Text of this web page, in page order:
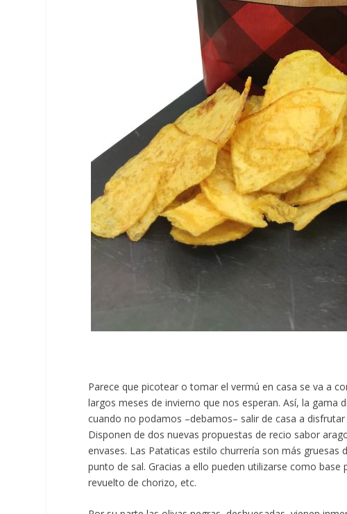
Parece que picotear o tomar el vermú en casa se va a
largos meses de invierno que nos esperan. Así, la
cuando no podamos –debamos– salir de casa a disfrutar
Disponen de dos nuevas propuestas de recio sabor
envases. Las Pataticas estilo churrería son más
punto de sal. Gracias a ello pueden utilizarse como
revuelto de chorizo, etc.